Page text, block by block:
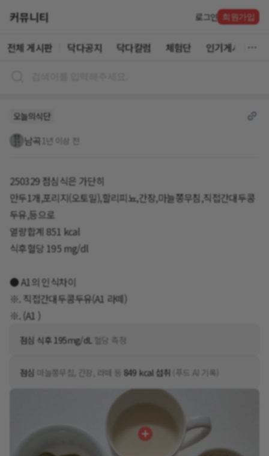
커뮤니티 로그인 회원가입
전체 게시판 닥다공지 닥다칼럼 체험단 인기게시글
오늘의식단
남곡 1년 이상 전
250329 점심식은 가단히
만두1개,포리지(오토밀),할리피뇨,간장,마늘쫑무침,직접간대두콩
두유,등으로
열량합계 851 kcal
식후혈당 195 mg/dl
● A1의 인식차이
※. 직접간대두콩두유(A1 라떼)
※. (A1 )
점심 식후 195mg/dL 혈당 측정
점심 마늘쫑무침, 간장, 라떼 등 849 kcal 섭취 (푸드 AI 기록)